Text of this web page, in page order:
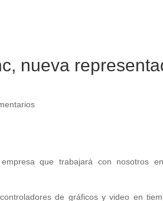
nueva
que trabajará con nosotros
de gráficos y video en